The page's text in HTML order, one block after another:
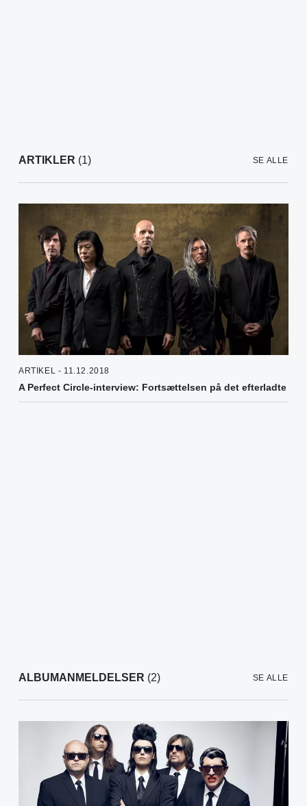
ARTIKLER (1) SE ALLE
ARTIKEL - 11.12.2018
A Perfect Circle-interview: Fortsættelsen på det efterladte
ALBUMANMELDELSER (2) SE ALLE